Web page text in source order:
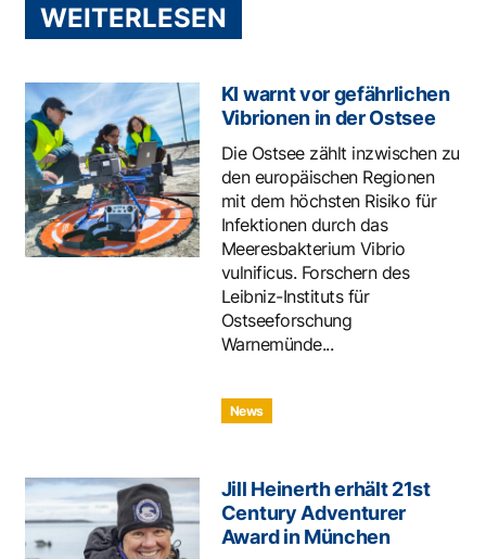
WEITERLESEN
KI warnt vor gefährlichen
Vibrionen in der Ostsee
Die Ostsee zählt inzwischen zu
den europäischen Regionen
mit dem höchsten Risiko für
Infektionen durch das
Meeresbakterium Vibrio
vulnificus. Forschern des
Leibniz-Instituts für
Ostseeforschung
Warnemünde...
News
Jill Heinerth erhält 21st
Century Adventurer
Award in München